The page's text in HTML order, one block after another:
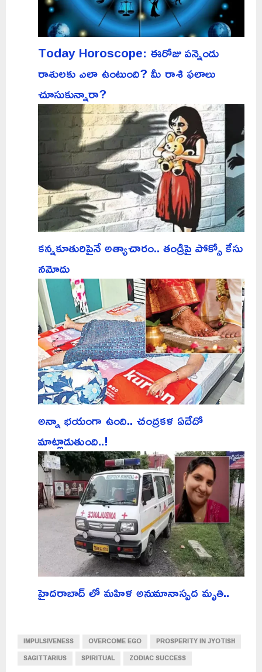
Today Horoscope: ఈరోజు పన్నెండు
రాశులకు ఎలా ఉంటుంది? మీ రాశి ఫలాలు
చూసుకున్నారా?
కన్నకూతురిపైనే అత్యాచారం.. తండ్రిపై పోక్సో కేసు
నమోదు
అన్నా భయంగా ఉంది.. చంద్రకళ ఏదేదో
మాట్లాడుతుంది..!
హైదరాబాద్ లో మహిళ అనుమానాస్పద మృతి..
IMPULSIVENESS OVERCOME EGO
PROSPERITY IN JYOTISH
SAGITTARIUS
SPIRITUAL ZODIAC SUCCESS